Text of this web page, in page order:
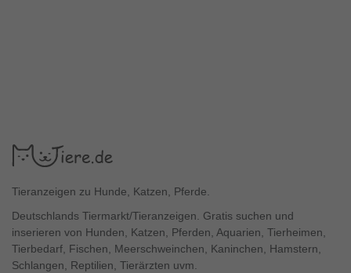
Tieranzeigen zu Hunde, Katzen, Pferde.
Deutschlands Tiermarkt/Tieranzeigen. Gratis suchen und
inserieren von Hunden, Katzen, Pferden, Aquarien, Tierheimen,
Tierbedarf, Fischen, Meerschweinchen, Kaninchen, Hamstern,
Schlangen, Reptilien, Tierärzten uvm.